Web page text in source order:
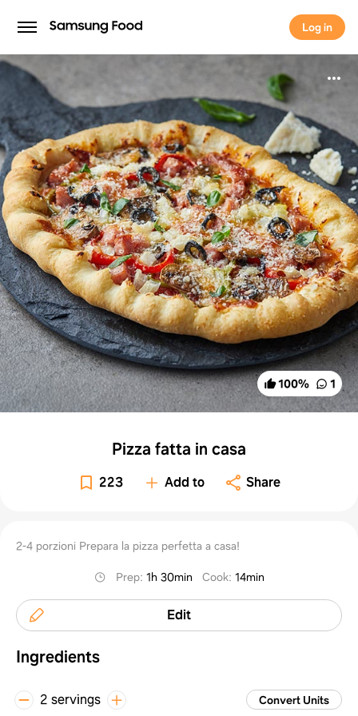
Log in
Log in
100% 1
Pizza fatta in casa
223 Add to Share
2-4 porzioni Prepara la pizza perfetta a casa!
Prep: 1h 30min Cook: 14min
Edit
Ingredients
2 servings Convert Units